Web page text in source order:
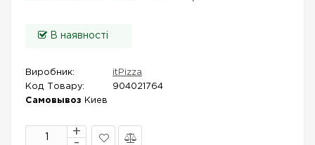
В наявності
Виробник:
itPizza
Код Товару:
904021764
Самовывоз Киев